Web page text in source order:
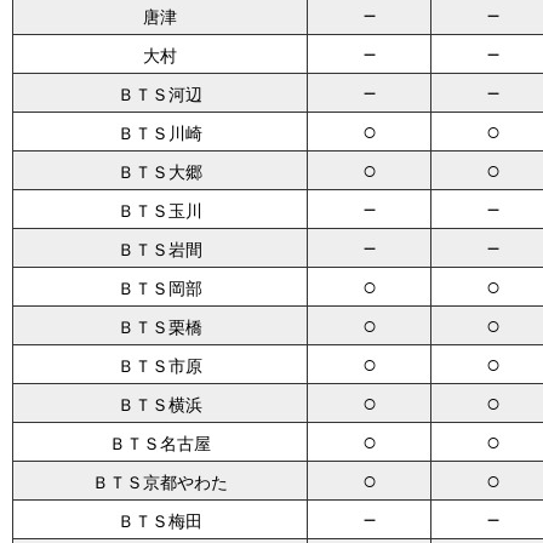
唐津 － －
大村 － －
ＢＴＳ河辺 － －
ＢＴＳ川崎 ○ ○
ＢＴＳ大郷 ○ ○
ＢＴＳ玉川 － －
ＢＴＳ岩間 － －
ＢＴＳ岡部 ○ ○
ＢＴＳ栗橋 ○ ○
ＢＴＳ市原 ○ ○
ＢＴＳ横浜 ○ ○
ＢＴＳ名古屋 ○ ○
ＢＴＳ京都やわた ○ ○
ＢＴＳ梅田 － －